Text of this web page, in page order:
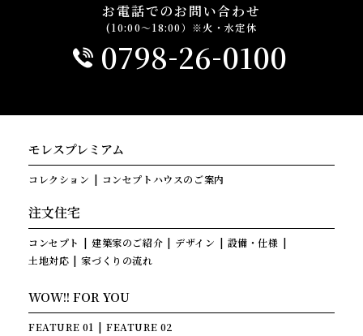
お電話でのお問い合わせ
(10:00～18:00）※火・水定休
0798-26-0100
モレスプレミアム
コレクション コンセプトハウスのご案内
注文住宅
コンセプト 建築家のご紹介 デザイン
設備・仕様
土地対応
家づくりの流れ
WOW!! FOR YOU
FEATURE 01 FEATURE 02